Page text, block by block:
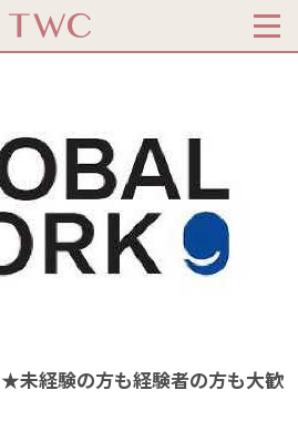
未経験の方も経験者の方も大歓